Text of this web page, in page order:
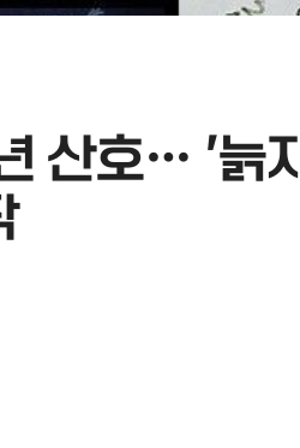
산호… '늙지